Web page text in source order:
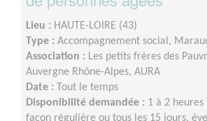
Lieu : HAUTE-LOIRE (43)
Type : Accompagnement social,
Association : Les petits frères des
Auvergne Rhône-Alpes, AURA
Date : Tout le temps
Disponibilité demandée : 1 à 2
façon régulière ou tous les 15 jours,